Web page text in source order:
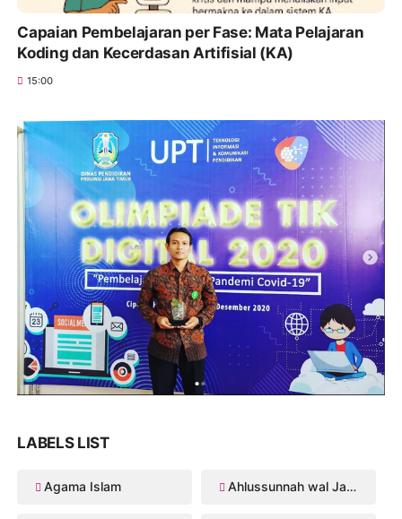
Capaian Pembelajaran per Fase: Mata Pelajaran
Koding dan Kecerdasan Artifisial (KA)
15:00
LABELS LIST
Agama Islam Ahlussunnah wal Jama'ah